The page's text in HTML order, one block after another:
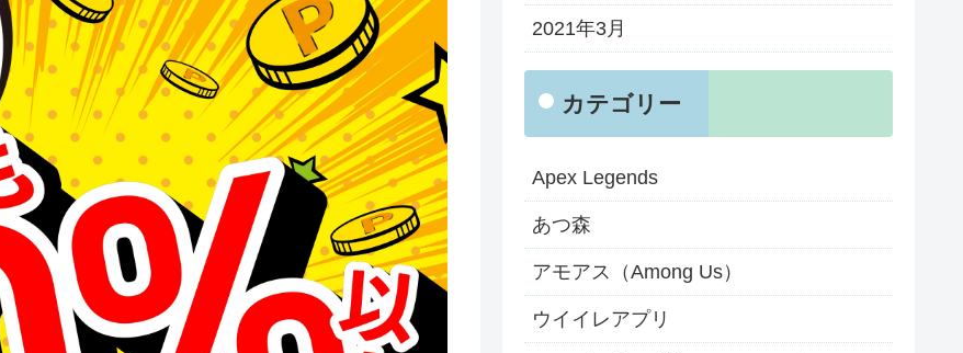
2021年3月
カテゴリー
Apex Legends
あつ森
アモアス（Among Us）
ウイイレアプリ